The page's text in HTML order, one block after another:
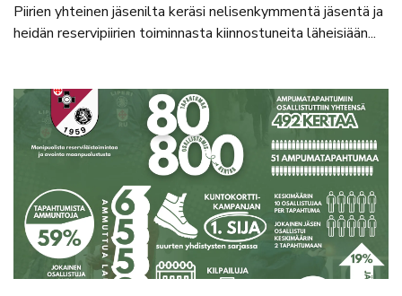
Piirien yhteinen jäsenilta keräsi nelisenkymmentä jäsentä ja
heidän reservipiirien toiminnasta kiinnostuneita läheisiään...